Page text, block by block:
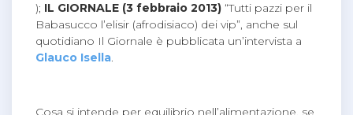
); IL GIORNALE (3 febbraio 2013) “Tutti pazzi per il
Babasucco l’elisir (afrodisiaco) dei vip”, anche sul
quotidiano Il Giornale è pubblicata un’intervista a
Glauco Isella.
Cosa si intende per equilibrio nell’alimentazione, se